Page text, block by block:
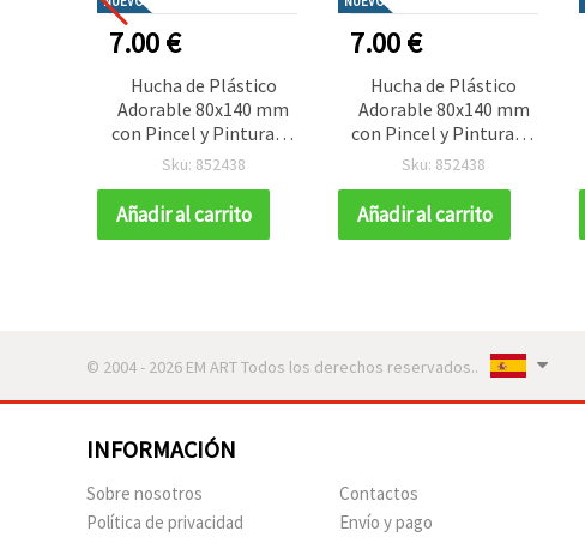
7.00 €
Hucha de Plástico
Adorable 80x140 mm
con Pincel y Pinturas –
Diseño de Zorro Cute
Pintura Infantil
Sku: 852438
Añadir al carrito
7.00 €
Hucha de Plástico
Adorable 80x140 mm
con Pincel y Pinturas –
Diseño de Zorro Cute
Pintura Infantil
Sku: 852438
Añadir al carrito
© 2004 - 2026 EM ART Todos los derechos reservados..
INFORMACIÓN
Sobre nosotros
Política de privacidad
Contactos
Envío y pago